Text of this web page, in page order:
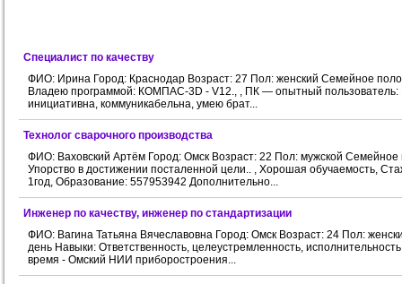
Специалист по качеству
ФИО: Ирина Город: Краснодар Возраст: 27 Пол: женский Семейное
Владею программой: КОМПАС-3D - V12., , ПК — опытный пользователь:
инициативна, коммуникабельна, умею брат...
Технолог сварочного производства
ФИО: Ваховский Артём Город: Омск Возраст: 22 Пол: мужской
Упорство в достижении посталенной цели.. , Хорошая обучаемость,
1год, Образование: 557953942 Дополнительно...
Инженер по качеству, инженер по стандартизации
ФИО: Вагина Татьяна Вячеславовна Город: Омск Возраст: 24 Пол:
день Навыки: Ответственность, целеустремленность,
время - Омский НИИ приборостроения...